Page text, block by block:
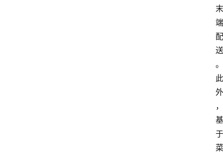
末
端
配
送
。
此
外
，
基
于
菜